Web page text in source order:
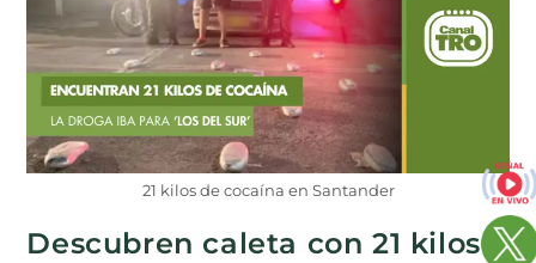
21 kilos de cocaína en Santander
Descubren caleta con 21 kilos